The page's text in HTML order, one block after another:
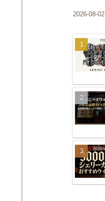
2026-08-02